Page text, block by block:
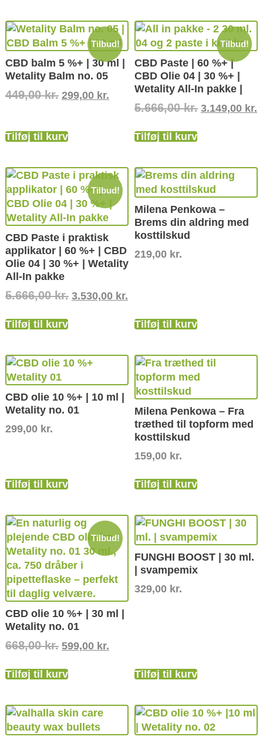
Tilbud!
CBD balm 5 %+ | 30 ml |
Wetality Balm no. 05
449,00kr. 299,00 kr.
Tilføj til kurv
Tilbud!
CBD Paste | 60 %+ |
CBD Olie 04 | 30 %+ |
Wetality All-In pakke |
5.666,00kr. 3.149,00 kr.
Tilføj til kurv
Tilbud!
CBD Paste i praktisk
applikator | 60 %+ | CBD
Olie 04 | 30 %+ | Wetality
All-In pakke
5.666,00kr. 3.530,00 kr.
Tilføj til kurv
Milena Penkowa –
Brems din aldring med
kosttilskud
219,00 kr.
Tilføj til kurv
CBD olie 10 %+ | 10 ml |
Wetality no. 01
299,00 kr.
Tilføj til kurv
Milena Penkowa – Fra
træthed til topform med
kosttilskud
159,00 kr.
Tilføj til kurv
Tilbud!
CBD olie 10 %+ | 30 ml |
Wetality no. 01
668,00kr. 599,00 kr.
Tilføj til kurv
FUNGHI BOOST | 30 ml.
| svampemix
329,00 kr.
Tilføj til kurv